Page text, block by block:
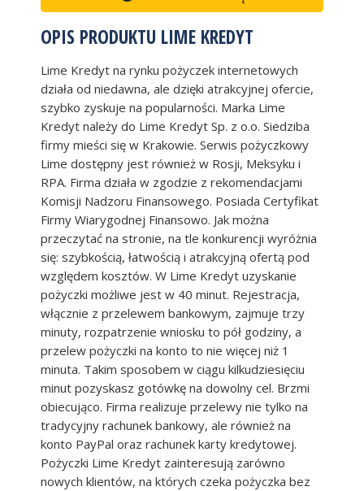
OPIS PRODUKTU LIME KREDYT
Lime Kredyt na rynku pożyczek internetowych
działa od niedawna, ale dzięki atrakcyjnej ofercie,
szybko zyskuje na popularności. Marka Lime
Kredyt należy do Lime Kredyt Sp. z o.o. Siedziba
firmy mieści się w Krakowie. Serwis pożyczkowy
Lime dostępny jest również w Rosji, Meksyku i
RPA. Firma działa w zgodzie z rekomendacjami
Komisji Nadzoru Finansowego. Posiada Certyfikat
Firmy Wiarygodnej Finansowo. Jak można
przeczytać na stronie, na tle konkurencji wyróżnia
się: szybkością, łatwością i atrakcyjną ofertą pod
względem kosztów. W Lime Kredyt uzyskanie
pożyczki możliwe jest w 40 minut. Rejestracja,
włącznie z przelewem bankowym, zajmuje trzy
minuty, rozpatrzenie wniosku to pół godziny, a
przelew pożyczki na konto to nie więcej niż 1
minuta. Takim sposobem w ciągu kilkudziesięciu
minut pozyskasz gotówkę na dowolny cel. Brzmi
obiecująco. Firma realizuje przelewy nie tylko na
tradycyjny rachunek bankowy, ale również na
konto PayPal oraz rachunek karty kredytowej.
Pożyczki Lime Kredyt zainteresują zarówno
nowych klientów, na których czeka pożyczka bez